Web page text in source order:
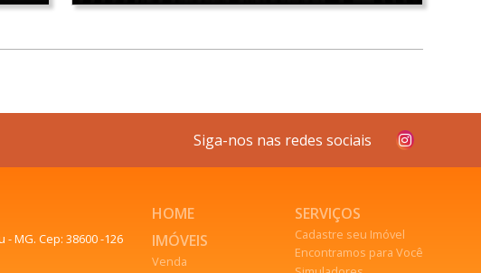
Siga-nos nas redes sociais
- MG. Cep: 38600 -126
HOME
IMÓVEIS
Venda
SERVIÇOS
Cadastre seu Imóvel
Encontramos para Você